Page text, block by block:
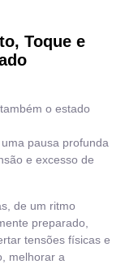
Toque e
o estado
pausa profunda
e excesso de
de um ritmo
preparado,
tensões físicas e
melhorar a